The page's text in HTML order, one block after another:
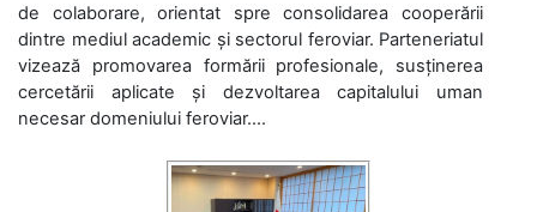
de colaborare, orientat spre consolidarea cooperării
dintre mediul academic și sectorul feroviar. Parteneriatul
vizează promovarea formării profesionale, susținerea
cercetării aplicate și dezvoltarea capitalului uman
necesar domeniului feroviar....